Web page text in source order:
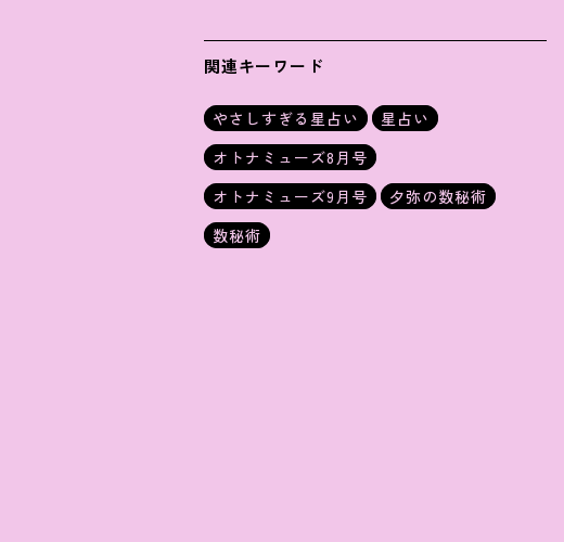
関連キーワード
やさしすぎる星占い
星占い
オトナミューズ8月号
オトナミューズ9月号
夕弥の数秘術
数秘術